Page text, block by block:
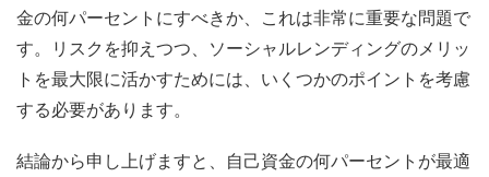
金の何パーセントにすべきか、これは非常に重要な問題で
す。リスクを抑えつつ、ソーシャルレンディングのメリッ
トを最大限に活かすためには、いくつかのポイントを考慮
する必要があります。
結論から申し上げますと、自己資金の何パーセントが最適